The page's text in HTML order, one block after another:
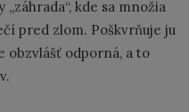
kde sa množia
pred zlom. Poškvrňuje ju
obzvlášť odporná, a to